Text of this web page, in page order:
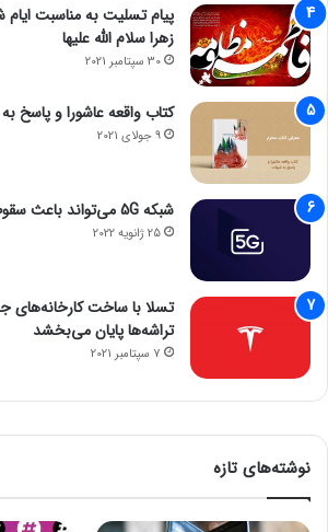
پیام تسلیت به مناسبت
زهرا سلام الله علیها
30 سپتامبر 2021
کتاب واقعه عاشورا و پاسخ
9 جولای 2021
شبکه 5G می‌تواند باعث سقوط هواپیما شود
25 ژانویه 2022
تسلا با ساخت کارخانه‌های
تراشه‌ها پایان می‌بخشد
7 سپتامبر 2021
نوشته‌های تازه